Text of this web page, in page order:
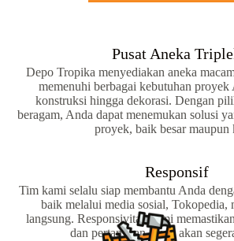
Pusat Aneka
Depo Tropika menyediakan aneka
memenuhi berbagai kebutuhan
konstruksi hingga dekorasi. Dengan
beragam, Anda dapat menemukan solusi
proyek, baik besar maupun
Responsif
Tim kami selalu siap membantu Anda
baik melalui media sosial, Tokopedia,
langsung. Responsivitas kami
dan pertanyaan Anda akan